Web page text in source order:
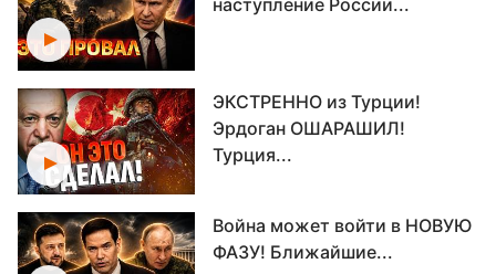
наступление России...
ЭКСТРЕННО из Турции!
Эрдоган ОШАРАШИЛ!
Турция...
Война может войти в НОВУЮ
ФАЗУ! Ближайшие...